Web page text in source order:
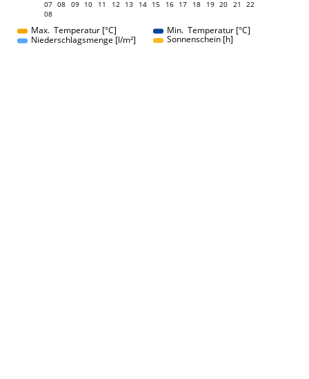
07
07
08
08 09 10 11 12 13 14 15 16 17 18 19 20 21 22
Max. Temperatur [°C]
Min. Temperatur [°C]
Niederschlagsmenge [l/m²]
Sonnenschein [h]